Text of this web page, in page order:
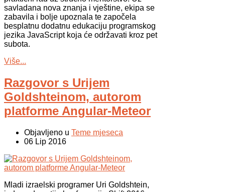
savladana nova znanja i vještine, ekipa se
zabavila i bolje upoznala te započela
besplatnu dodatnu edukaciju programskog
jezika JavaScript koja će održavati kroz pet
subota.
Više...
Razgovor s Urijem
Goldshteinom, autorom
platforme Angular-Meteor
Objavljeno u Teme mjeseca
06 Lip 2016
Mladi izraelski programer Uri Goldshtein,